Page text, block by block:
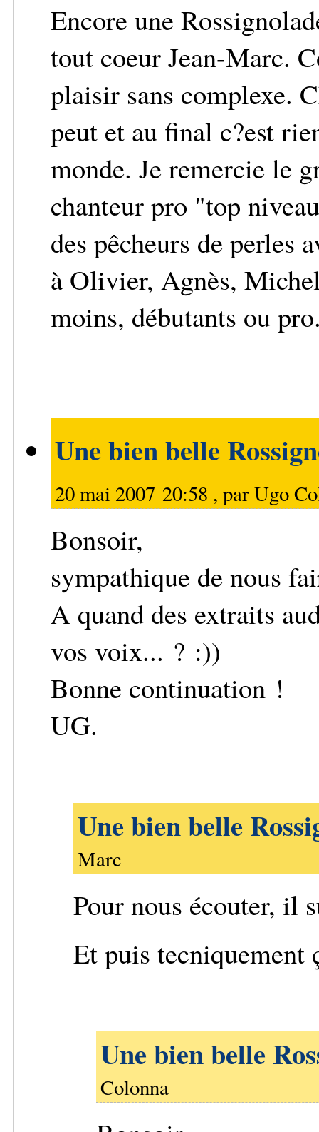
Encore une
tout coeur Jean-Marc.
plaisir sans complexe.
peut et au final c?est
monde. Je remercie le
chanteur pro "top
des pêcheurs de perles
à Olivier, Agnès,
moins, débutants ou
Une bien belle
20 mai 2007 20:58 , parUgo
Bonsoir,
sympathique de nous
A quand des extraits
vos voix... ? :))
Bonne continuation !
UG.
Une bien belle
Marc
Pour nous écouter, il
Et puis tecniquement
Une bien belle
Colonna